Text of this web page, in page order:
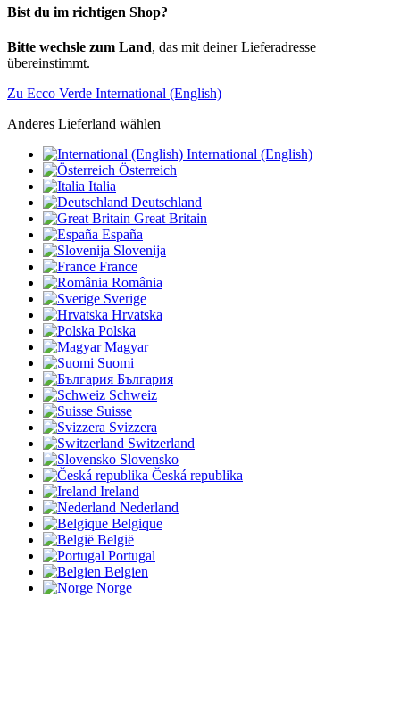
Bist du im richtigen Shop?
Bitte wechsle zum Land, das mit deiner Lieferadresse
übereinstimmt.
Zu Ecco Verde International (English)
Anderes Lieferland wählen
International (English)
Österreich
Italia
Deutschland
Great Britain
España
Slovenija
France
România
Sverige
Hrvatska
Polska
Magyar
Suomi
България
Schweiz
Suisse
Svizzera
Switzerland
Slovensko
Česká republika
Ireland
Nederland
Belgique
België
Portugal
Belgien
Norge